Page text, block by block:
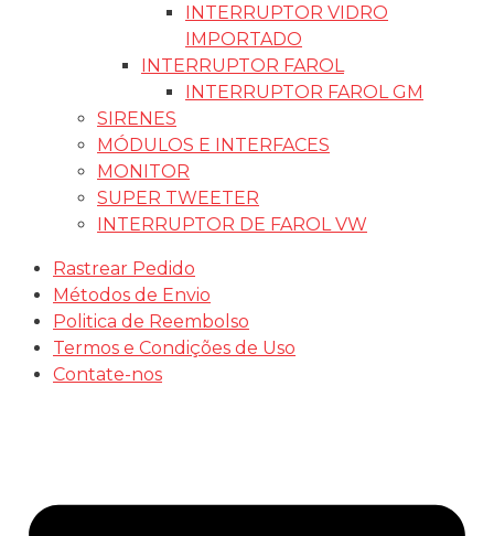
INTERRUPTOR VIDRO
IMPORTADO
INTERRUPTOR FAROL
INTERRUPTOR FAROL GM
SIRENES
MÓDULOS E INTERFACES
MONITOR
SUPER TWEETER
INTERRUPTOR DE FAROL VW
Rastrear Pedido
Métodos de Envio
Politica de Reembolso
Termos e Condições de Uso
Contate-nos